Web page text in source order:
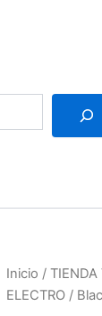
Inicio / TIENDA
ELECTRO /